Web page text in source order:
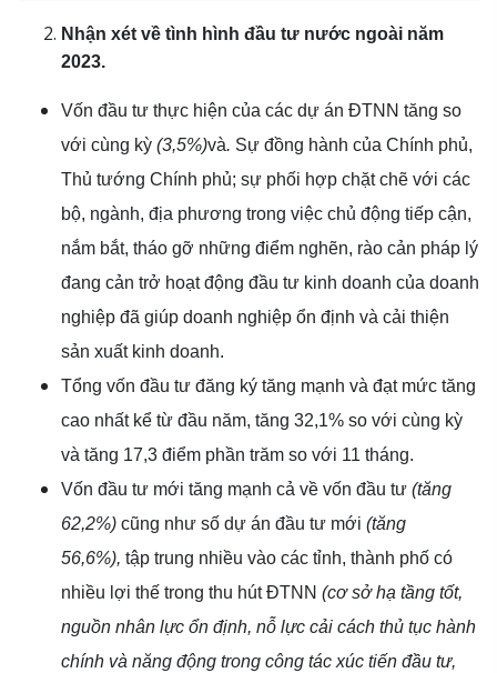
Nhận xét về tình hình đầu tư nước ngoài năm
2023.
Vốn đầu tư thực hiện của các dự án ĐTNN tăng so
với cùng kỳ (3,5%)và. Sự đồng hành của Chính phủ,
Thủ tướng Chính phủ; sự phối hợp chặt chẽ với các
bộ, ngành, địa phương trong việc chủ động tiếp cận,
nắm bắt, tháo gỡ những điểm nghẽn, rào cản pháp lý
đang cản trở hoạt động đầu tư kinh doanh của doanh
nghiệp đã giúp doanh nghiệp ổn định và cải thiện
sản xuất kinh doanh.
Tổng vốn đầu tư đăng ký tăng mạnh và đạt mức tăng
cao nhất kể từ đầu năm, tăng 32,1% so với cùng kỳ
và tăng 17,3 điểm phần trăm so với 11 tháng.
Vốn đầu tư mới tăng mạnh cả về vốn đầu tư (tăng
62,2%) cũng như số dự án đầu tư mới (tăng
56,6%), tập trung nhiều vào các tỉnh, thành phố có
nhiều lợi thế trong thu hút ĐTNN (cơ sở hạ tầng tốt,
nguồn nhân lực ổn định, nỗ lực cải cách thủ tục hành
chính và năng động trong công tác xúc tiến đầu tư,